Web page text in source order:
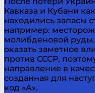
Кавказа и Кубани
находились запасы
например:
молибденовой
оказать заметное
против СССР,
направление в
созданная для
код «A».